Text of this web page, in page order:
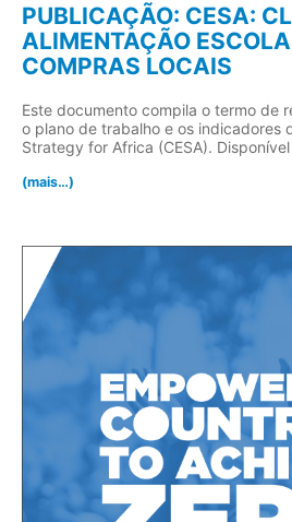
PUBLICAÇÃO: CESA:
ALIMENTAÇÃO
COMPRAS LOCAIS
Este documento compila o termo de
o plano de trabalho e os indicadores
Strategy for Africa (CESA).
(mais…)